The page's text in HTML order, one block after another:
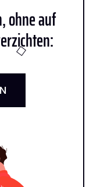
ohne auf